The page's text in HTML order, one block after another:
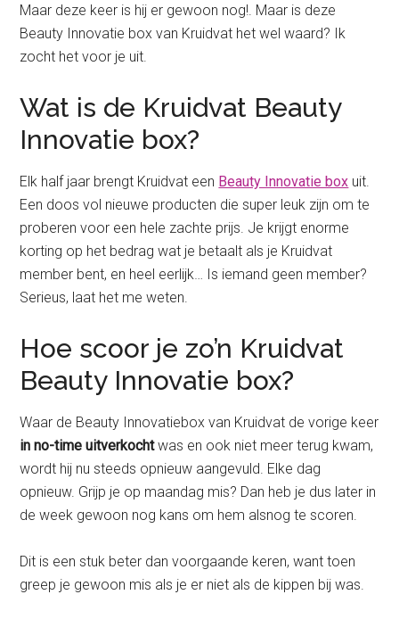
Maar deze keer is hij er gewoon nog!. Maar is deze
Beauty Innovatie box van Kruidvat het wel waard? Ik
zocht het voor je uit.
Wat is de Kruidvat Beauty
Innovatie box?
Elk half jaar brengt Kruidvat een Beauty Innovatie box uit.
Een doos vol nieuwe producten die super leuk zijn om te
proberen voor een hele zachte prijs. Je krijgt enorme
korting op het bedrag wat je betaalt als je Kruidvat
member bent, en heel eerlijk… Is iemand geen member?
Serieus, laat het me weten.
Hoe scoor je zo’n Kruidvat
Beauty Innovatie box?
Waar de Beauty Innovatiebox van Kruidvat de vorige keer
in no-time uitverkochtwas en ook niet meer terug kwam,
wordt hij nu steeds opnieuw aangevuld. Elke dag
opnieuw. Grijp je op maandag mis? Dan heb je dus later in
de week gewoon nog kans om hem alsnog te scoren.
Dit is een stuk beter dan voorgaande keren, want toen
greep je gewoon mis als je er niet als de kippen bij was.